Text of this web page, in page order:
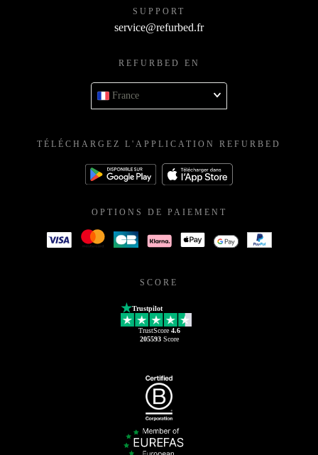
SUPPORT
service@refurbed.fr
REFURBED EN
France
TÉLÉCHARGEZ L'APPLICATION REFURBED
OPTIONS DE PAIEMENT
SCORE
Trustpilot
TrustScore 4.6
205593Score